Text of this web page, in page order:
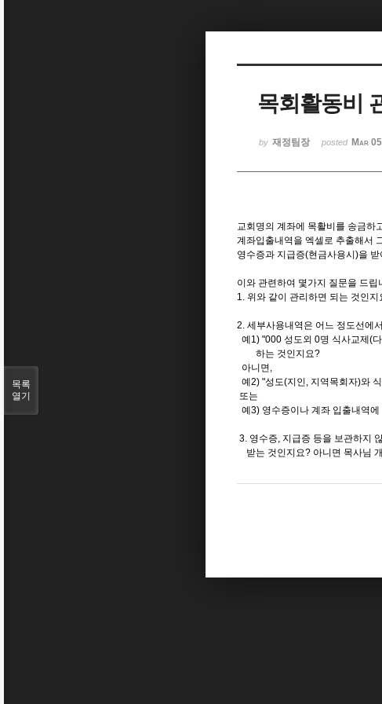
목회활동비
by 재정팀장 posted Mar
교회명의 계좌에 목활비를 송금하
계좌입출내역을 엑셀로 추출해서
영수증과 지급증(현금사용시)을
이와 관련하여 몇가지 질문을 드립
1. 위와 같이 관리하면 되는 것인지
2. 세부사용내역은 어느 정도선에
예1) "000 성도외 0명 식사교제(
하는 것인지요?
아니면,
예2) "성도(지인, 지역목회자)와
또는
예3) 영수증이나 계좌 입출내역
3. 영수증, 지급증 등을 보관하지
받는 것인지요? 아니면 목사님
목록
열기
Sketchbook5, 스케치북5
Sketchbook5, 스케치북5